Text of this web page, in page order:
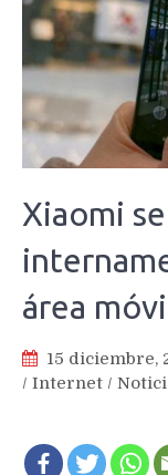
Xiaomi
área
15 diciembre,
/ Internet /